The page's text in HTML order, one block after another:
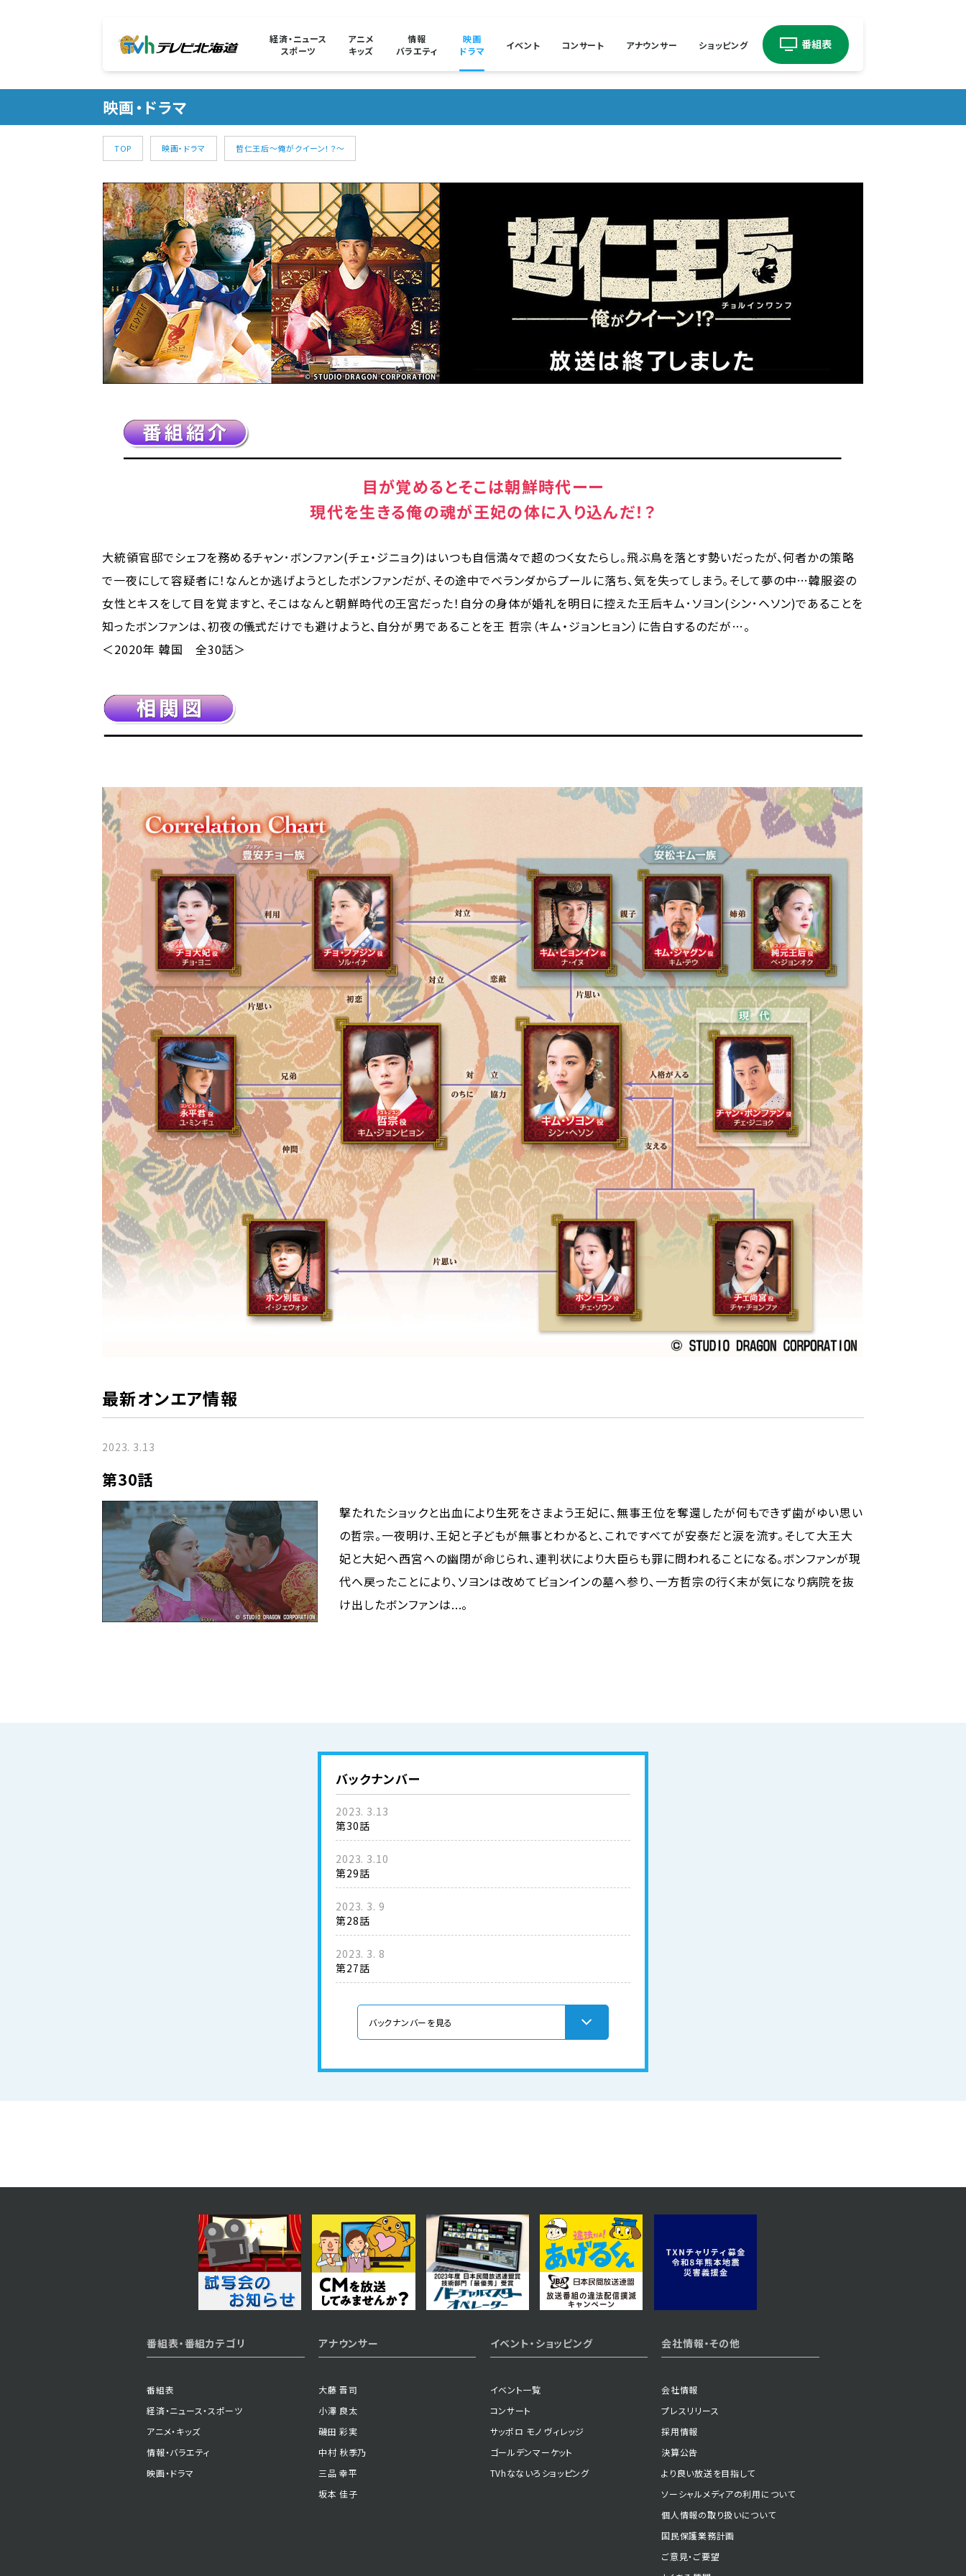
経済・ニュース
スポーツ
アニメ
キッズ
情報
バラエティ
映画
ドラマ
イベント コンサート アナウンサー ショッピング
映画・ドラマ
TOP 映画・ドラマ 哲仁王后～俺がクイーン！？～
目が覚めるとそこは朝鮮時代ーー
現代を生きる俺の魂が王妃の体に入り込んだ！？
大統領官邸でシェフを務めるチャン･ボンファン(チェ・ジニョク)はいつも自信満々で超のつく女たらし。飛ぶ鳥を落とす勢いだったが、何者かの策略
で一夜にして容疑者に！なんとか逃げようとしたボンファンだが、その途中でベランダからプールに落ち、気を失ってしまう。そして夢の中…韓服姿の
女性とキスをして目を覚ますと、そこはなんと朝鮮時代の王宮だった！自分の身体が婚礼を明日に控えた王后キム･ソヨン(シン･ヘソン)であることを
知ったボンファンは、初夜の儀式だけでも避けようと、自分が男であることを王 哲宗（キム・ジョンヒョン）に告白するのだが…。
＜2020年 韓国 全30話＞
最新オンエア情報
2023. 3.13
第30話
撃たれたショックと出血により生死をさまよう王妃に、無事王位を奪還したが何もできず歯がゆい思い
の哲宗。一夜明け、王妃と子どもが無事とわかると、これですべてが安泰だと涙を流す。そして大王大
妃と大妃へ西宮への幽閉が命じられ、連判状により大臣らも罪に問われることになる。ボンファンが現
代へ戻ったことにより、ソヨンは改めてビョンインの墓へ参り、一方哲宗の行く末が気になり病院を抜
け出したボンファンは...。
バックナンバー
2023. 3.13
第30話
2023. 3.10
第29話
2023. 3. 9
第28話
2023. 3. 8
第27話
番組表・番組カテゴリ
番組表
経済・ニュース・スポーツ
アニメ・キッズ
情報・バラエティ
映画・ドラマ
アナウンサー
大藤 晋司
小澤 良太
磯田 彩実
中村 秋季乃
三品 幸平
坂本 佳子
イベント・ショッピング
イベント一覧
コンサート
サッポロ モノ ヴィレッジ
ゴールデンマーケット
TVhなないろショッピング
会社情報・その他
会社情報
プレスリリース
採用情報
決算公告
より良い放送を目指して
ソーシャルメディアの利用について
個人情報の取り扱いについて
国民保護業務計画
ご意見・ご要望